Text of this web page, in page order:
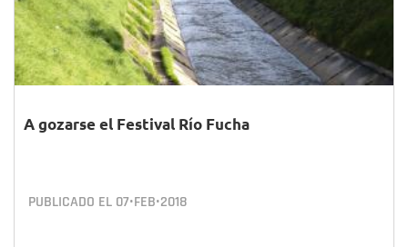
A gozarse el Festival Río Fucha
PUBLICADO EL 07•FEB•2018